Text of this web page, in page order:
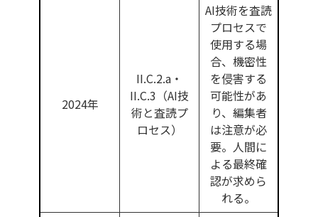
2024年
II.C.2.a・
II.C.3（AI技
術と査読プ
ロセス）
AI技術を査読
プロセスで
使用する場
合、機密性
を侵害する
可能性があ
り、編集者
は注意が必
要。人間に
よる最終確
認が求めら
れる。